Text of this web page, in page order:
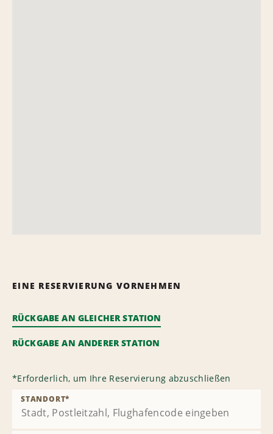
EINE RESERVIERUNG VORNEHMEN
RÜCKGABE AN GLEICHER STATION
RÜCKGABE AN ANDERER STATION
*Erforderlich, um Ihre Reservierung abzuschließen
STANDORT*